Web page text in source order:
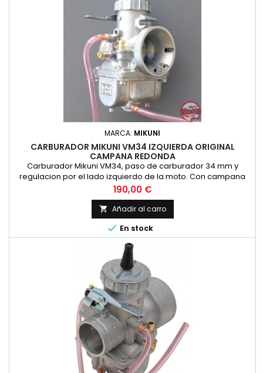
MARCA: MIKUNI
CARBURADOR MIKUNI VM34 IZQUIERDA ORIGINAL
CAMPANA REDONDA
Carburador Mikuni VM34, paso de carburador 34 mm y
regulacion por el lado izquierdo de la moto. Con campana
redonda. Original Mikuni, no es copia
Precio
190,00 €
 Añadir al carro
 En stock